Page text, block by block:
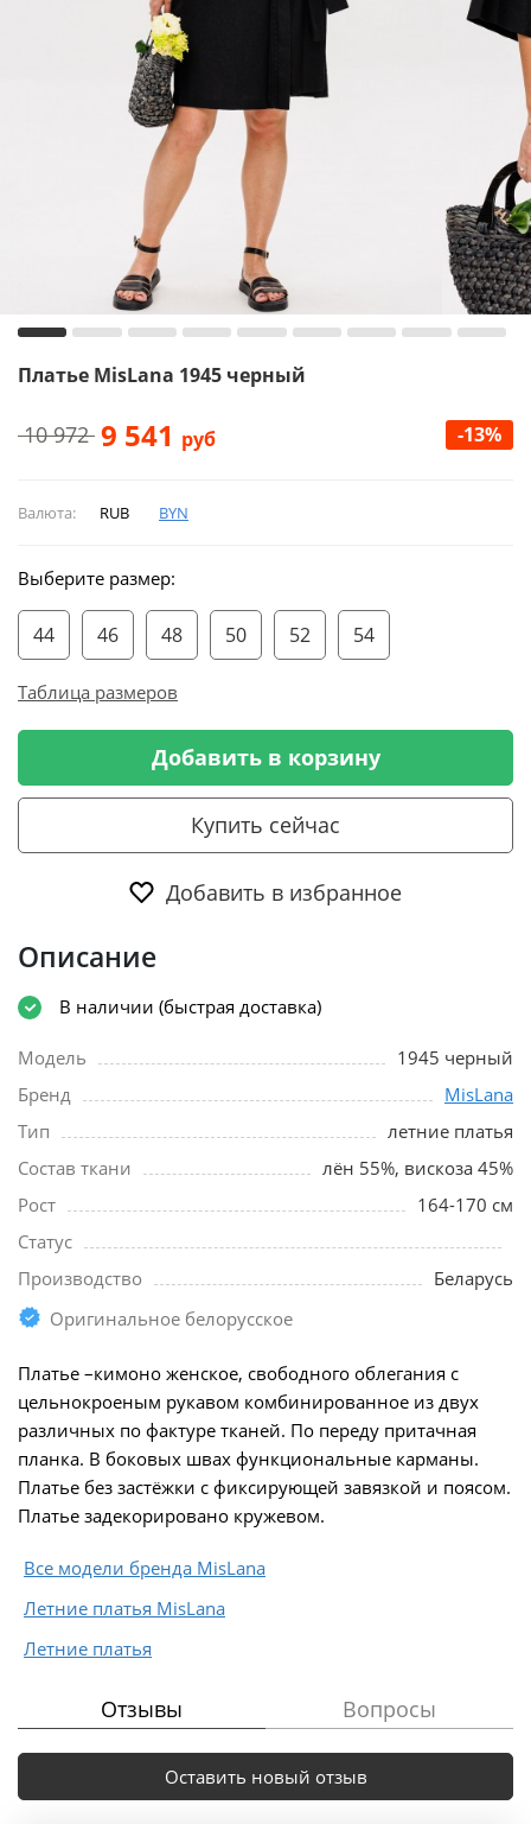
Платье MisLana 1945 черный
10 972 9 541 руб -13%
Валюта: RUB BYN
Выберите размер:
44 46 48 50 52 54
Таблица размеров
Добавить в корзину
Купить сейчас
Добавить в избранное
Описание
В наличии (быстрая доставка)
Модель
1945 черный
Бренд
MisLana
Тип
летние платья
Состав ткани
лён 55%, вискоза 45%
Рост
164-170 см
Статус
Производство
Беларусь
Оригинальное белорусское
Платье –кимоно женское, свободного облегания с
цельнокроеным рукавом комбинированное из двух
различных по фактуре тканей. По переду притачная
планка. В боковых швах функциональные карманы.
Платье без застёжки с фиксирующей завязкой и поясом.
Платье задекорировано кружевом.
Все модели бренда MisLana
Летние платья MisLana
Летние платья
Отзывы Вопросы
Оставить новый отзыв